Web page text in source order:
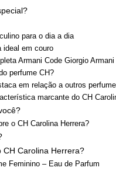
para o dia a dia
ideal em couro
Armani Code Giorgio
perfume CH?
em relação a outros
marcante do CH
o CH Carolina Herrera?
Carolina Herrera?
Feminino – Eau de Parfum